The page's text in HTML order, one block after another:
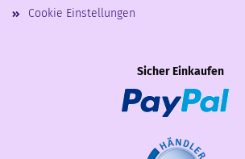
Cookie Einstellungen
Sicher Einkaufen